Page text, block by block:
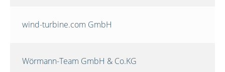
wind-turbine.com GmbH
Wörmann-Team GmbH & Co.KG